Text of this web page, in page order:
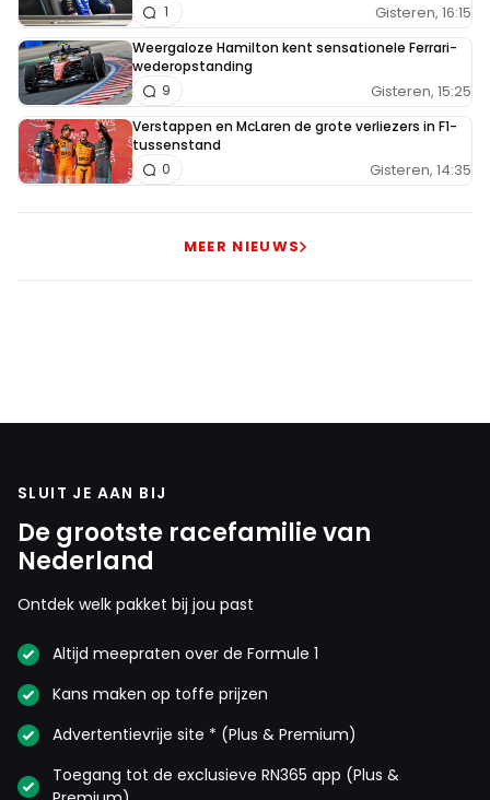
Gisteren, 16:15
1
Weergaloze Hamilton kent sensationele Ferrari-
wederopstanding
Gisteren, 15:25
9
Verstappen en McLaren de grote verliezers in F1-
tussenstand
Gisteren, 14:35
0
MEER NIEUWS
SLUIT JE AAN BIJ
De grootste racefamilie van
Nederland
Ontdek welk pakket bij jou past
Altijd meepraten over de Formule 1
Kans maken op toffe prijzen
Advertentievrije site * (Plus & Premium)
Toegang tot de exclusieve RN365 app (Plus &